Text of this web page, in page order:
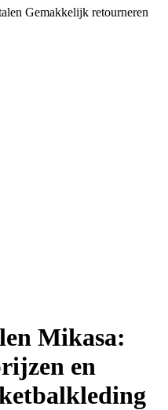
Gemakkelijk retourneren
Mikasa:
en